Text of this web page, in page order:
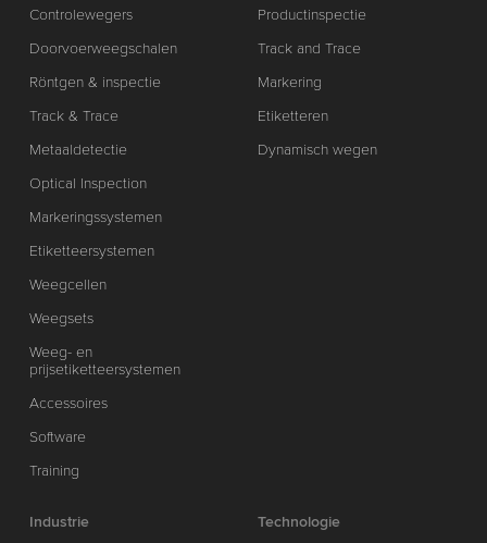
Controlewegers
Doorvoerweegschalen
Röntgen & inspectie
Track & Trace
Metaaldetectie
Optical Inspection
Markeringssystemen
Etiketteersystemen
Weegcellen
Weegsets
Weeg- en
prijsetiketteersystemen
Accessoires
Software
Training
Productinspectie
Track and Trace
Markering
Etiketteren
Dynamisch wegen
Industrie
Technologie